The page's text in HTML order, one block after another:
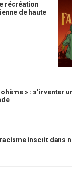
récréation
de haute
» : s'inventer
racisme inscrit dans